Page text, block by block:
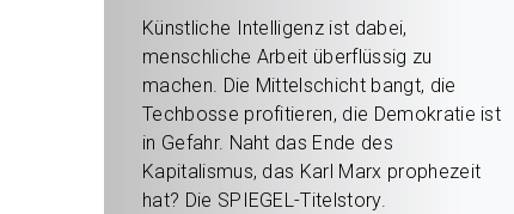
Künstliche Intelligenz ist dabei,
menschliche Arbeit überflüssig zu
machen. Die Mittelschicht bangt, die
Techbosse profitieren, die Demokratie ist
in Gefahr. Naht das Ende des
Kapitalismus, das Karl Marx prophezeit
hat? Die SPIEGEL-Titelstory.